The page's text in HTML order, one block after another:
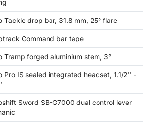
Tackle drop bar, 31.8 mm, 25° flare
Command bar tape
Tramp forged aluminium stem, 3°
Pro IS sealed integrated headset, 1.1/2'' -
Sword SB-G7000 dual control lever